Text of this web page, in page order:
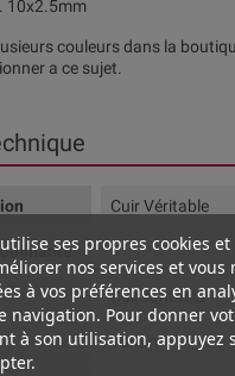
10x2.5mm
couleurs dans la
a ce sujet.
Cuir Véritable
Cuir fantasia
10mm
ses propres cookies et
nos services et vous
à vos préférences en
navigation. Pour donner
à son utilisation, appuyez